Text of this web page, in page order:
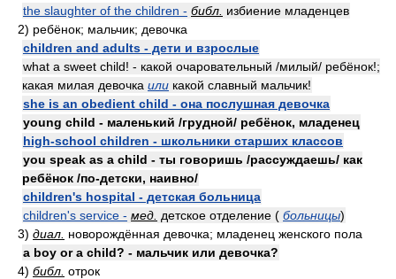
the slaughter of the children - библ. избиение младенцев
2) ребёнок; мальчик; девочка
children and adults - дети и взрослые
what a sweet child! - какой очаровательный /милый/ ребёнок!;
какая милая девочка или какой славный мальчик!
she is an obedient child - она послушная девочка
young child - маленький /грудной/ ребёнок, младенец
high-school children - школьники старших классов
you speak as a child - ты говоришь /рассуждаешь/ как
ребёнок /по-детски, наивно/
children's hospital - детская больница
children's service - мед. детское отделение ( больницы)
3) диал. новорождённая девочка; младенец женского пола
a boy or a child? - мальчик или девочка?
4) библ. отрок